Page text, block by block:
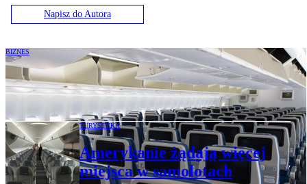
Napisz do Autora
BIZNES
USA: uregulować wielkość siedzeń w
samolotach
TURYSTYKA
Amerykanie żądają więcej
miejsca w samolotach